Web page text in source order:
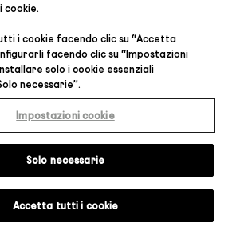
cookie.
i cookie facendo clic su “Accetta
facendo clic su “Impostazioni
solo i cookie essenziali
necessarie”.
Impostazioni cookie
Solo necessarie
Accetta tutti i cookie